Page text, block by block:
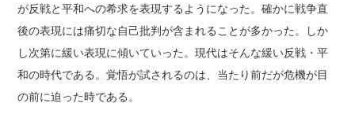
が反戦と平和への希求を表現するようになった。確かに戦争直
後の表現には痛切な自己批判が含まれることが多かった。しか
し次第に緩い表現に傾いていった。現代はそんな緩い反戦・平
和の時代である。覚悟が試されるのは、当たり前だが危機が目
の前に迫った時である。